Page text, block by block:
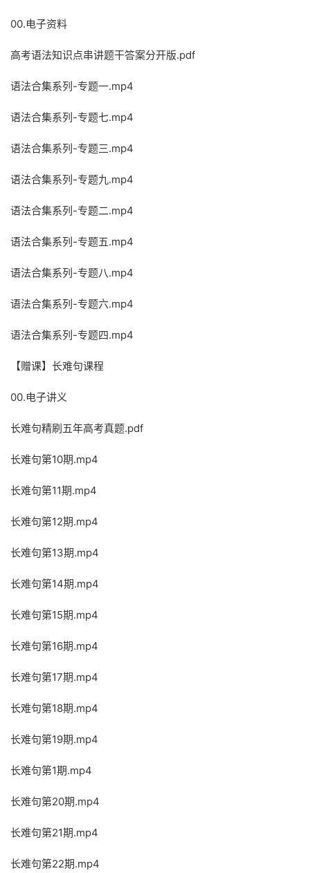
00.电子资料
高考语法知识点串讲题干答案分开版.pdf
语法合集系列-专题一.mp4
语法合集系列-专题七.mp4
语法合集系列-专题三.mp4
语法合集系列-专题九.mp4
语法合集系列-专题二.mp4
语法合集系列-专题五.mp4
语法合集系列-专题八.mp4
语法合集系列-专题六.mp4
语法合集系列-专题四.mp4
【赠课】长难句课程
00.电子讲义
长难句精刷五年高考真题.pdf
长难句第10期.mp4
长难句第11期.mp4
长难句第12期.mp4
长难句第13期.mp4
长难句第14期.mp4
长难句第15期.mp4
长难句第16期.mp4
长难句第17期.mp4
长难句第18期.mp4
长难句第19期.mp4
长难句第1期.mp4
长难句第20期.mp4
长难句第21期.mp4
长难句第22期.mp4